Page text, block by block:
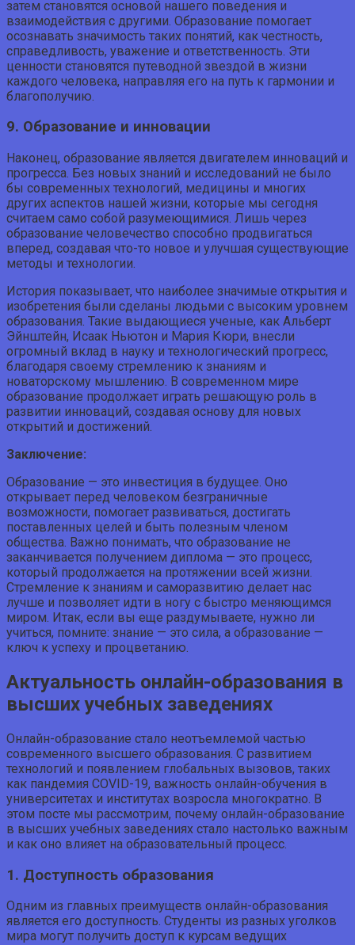
затем становятся основой нашего поведения и
взаимодействия с другими. Образование помогает
осознавать значимость таких понятий, как честность,
справедливость, уважение и ответственность. Эти
ценности становятся путеводной звездой в жизни
каждого человека, направляя его на путь к гармонии и
благополучию.
9. Образование и инновации
Наконец, образование является двигателем инноваций и
прогресса. Без новых знаний и исследований не было
бы современных технологий, медицины и многих
других аспектов нашей жизни, которые мы сегодня
считаем само собой разумеющимися. Лишь через
образование человечество способно продвигаться
вперед, создавая что-то новое и улучшая существующие
методы и технологии.
История показывает, что наиболее значимые открытия и
изобретения были сделаны людьми с высоким уровнем
образования. Такие выдающиеся ученые, как Альберт
Эйнштейн, Исаак Ньютон и Мария Кюри, внесли
огромный вклад в науку и технологический прогресс,
благодаря своему стремлению к знаниям и
новаторскому мышлению. В современном мире
образование продолжает играть решающую роль в
развитии инноваций, создавая основу для новых
открытий и достижений.
Заключение:
Образование — это инвестиция в будущее. Оно
открывает перед человеком безграничные
возможности, помогает развиваться, достигать
поставленных целей и быть полезным членом
общества. Важно понимать, что образование не
заканчивается получением диплома — это процесс,
который продолжается на протяжении всей жизни.
Стремление к знаниям и саморазвитию делает нас
лучше и позволяет идти в ногу с быстро меняющимся
миром. Итак, если вы еще раздумываете, нужно ли
учиться, помните: знание — это сила, а образование —
ключ к успеху и процветанию.
Актуальность онлайн-образования в
высших учебных заведениях
Онлайн-образование стало неотъемлемой частью
современного высшего образования. С развитием
технологий и появлением глобальных вызовов, таких
как пандемия COVID-19, важность онлайн-обучения в
университетах и институтах возросла многократно. В
этом посте мы рассмотрим, почему онлайн-образование
в высших учебных заведениях стало настолько важным
и как оно влияет на образовательный процесс.
1. Доступность образования
Одним из главных преимуществ онлайн-образования
является его доступность. Студенты из разных уголков
мира могут получить доступ к курсам ведущих